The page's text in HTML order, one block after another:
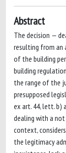
Abstract
The decision —
resulting from an
of the building
building
the range of the
presupposed
ex art. 44, lett. b)
dealing with a
context,
the legitimacy